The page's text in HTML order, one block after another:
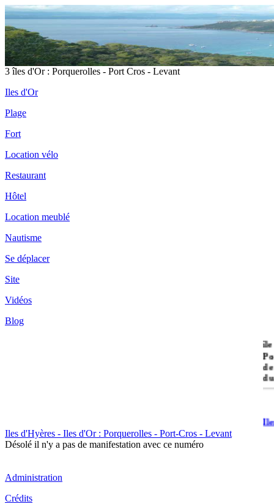
3 îles d'Or : Porquerolles - Port Cros - Levant
Iles d'Or
Plage
Fort
Location vélo
Restaurant
Hôtel
Location meublé
Nautisme
Se déplacer
Site
Vidéos
Blog
île
Iles d'Hyères - Iles d'Or : Porquerolles - Port-Cros - Levant
Désolé il n'y a pas de manifestation avec ce numéro
Administration
Crédits